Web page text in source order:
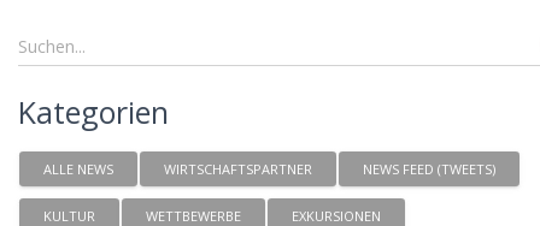
Kategorien
ALLE NEWS WIRTSCHAFTSPARTNER NEWS FEED (TWEETS)
KULTUR WETTBEWERBE EXKURSIONEN